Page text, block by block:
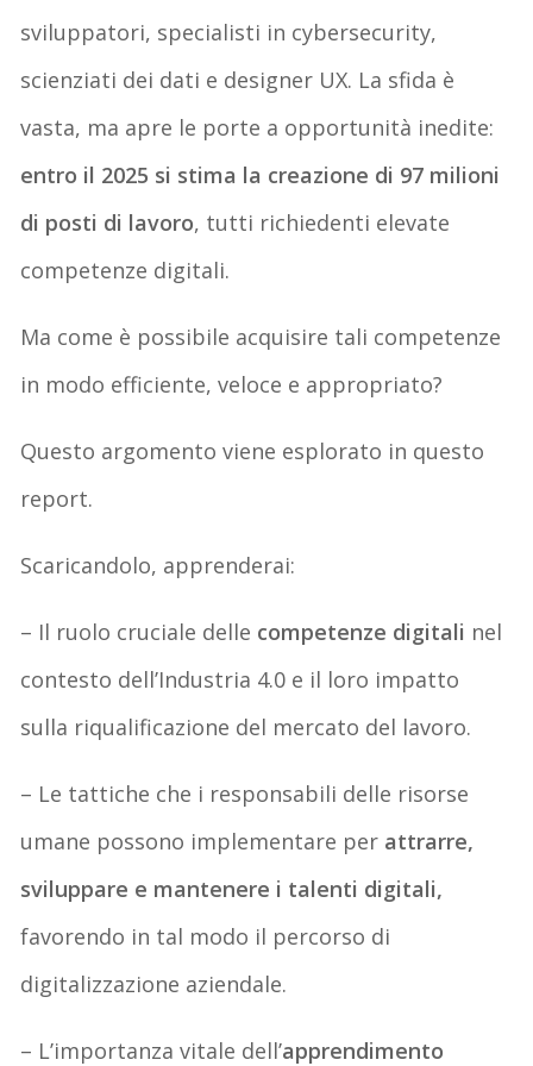
sviluppatori, specialisti in cybersecurity,
scienziati dei dati e designer UX. La sfida è
vasta, ma apre le porte a opportunità inedite:
entro il 2025 si stima la creazione di 97 milioni
di posti di lavoro, tutti richiedenti elevate
competenze digitali.
Ma come è possibile acquisire tali competenze
in modo efficiente, veloce e appropriato?
Questo argomento viene esplorato in questo
report.
Scaricandolo, apprenderai:
– Il ruolo cruciale delle competenze digitali nel
contesto dell’Industria 4.0 e il loro impatto
sulla riqualificazione del mercato del lavoro.
– Le tattiche che i responsabili delle risorse
umane possono implementare per attrarre,
sviluppare e mantenere i talenti digitali,
favorendo in tal modo il percorso di
digitalizzazione aziendale.
– L’importanza vitale dell’apprendimento